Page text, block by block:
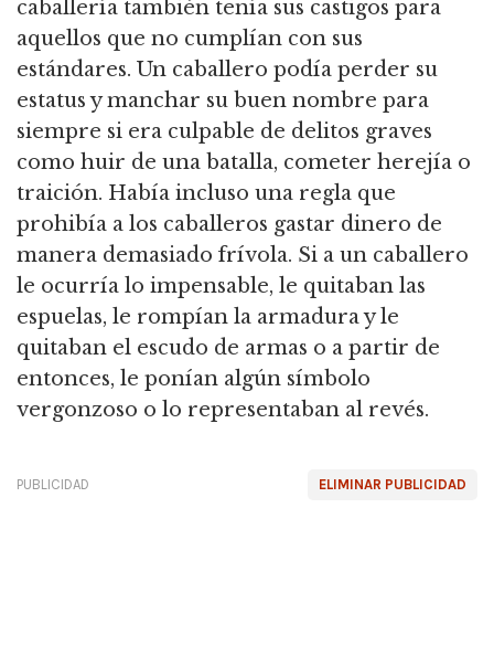
caballería también tenía sus castigos para
aquellos que no cumplían con sus
estándares. Un caballero podía perder su
estatus y manchar su buen nombre para
siempre si era culpable de delitos graves
como huir de una batalla, cometer herejía o
traición. Había incluso una regla que
prohibía a los caballeros gastar dinero de
manera demasiado frívola. Si a un caballero
le ocurría lo impensable, le quitaban las
espuelas, le rompían la armadura y le
quitaban el escudo de armas o a partir de
entonces, le ponían algún símbolo
vergonzoso o lo representaban al revés.
ELIMINAR PUBLICIDAD
PUBLICIDAD